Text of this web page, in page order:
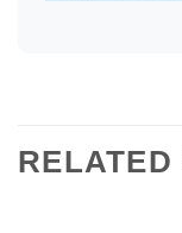
RELATED